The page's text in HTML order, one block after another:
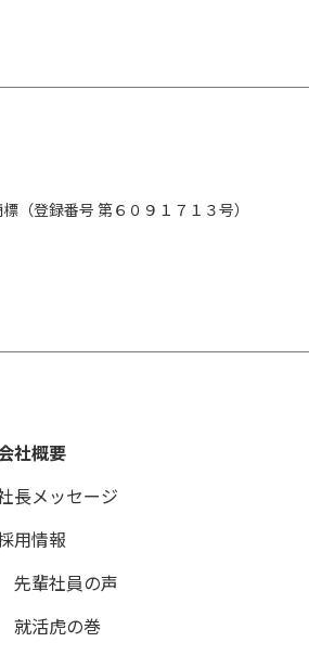
登録番号 第６０９１７１３号）
社概要
長メッセージ
用情報
先輩社員の声
就活虎の巻